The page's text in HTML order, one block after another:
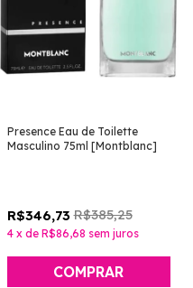
Presence Eau de Toilette
Masculino 75ml [Montblanc]
R$346,73 R$385,25
4 x de R$86,68 sem juros